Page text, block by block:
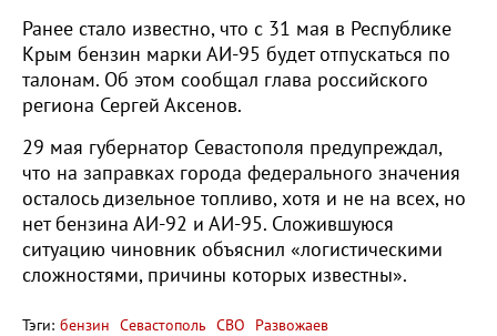
Ранее стало известно, что с 31 мая в Республике
Крым бензин марки АИ-95 будет отпускаться по
талонам. Об этом сообщал глава российского
региона Сергей Аксенов.
29 мая губернатор Севастополя предупреждал,
что на заправках города федерального значения
осталось дизельное топливо, хотя и не на всех, но
нет бензина АИ-92 и АИ-95. Сложившуюся
ситуацию чиновник объяснил «логистическими
сложностями, причины которых известны».
Тэги: бензин Севастополь СВО
Развожаев